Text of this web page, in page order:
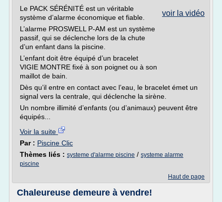
voir la vidéo
Le PACK SÉRÉNITÉ est un véritable
système d’alarme économique et fiable.
L’alarme PROSWELL P-AM est un système
passif, qui se déclenche lors de la chute
d’un enfant dans la piscine.
L’enfant doit être équipé d’un bracelet
VIGIE MONTRE fixé à son poignet ou à son
maillot de bain.
Dès qu’il entre en contact avec l’eau, le bracelet émet un
signal vers la centrale, qui déclenche la sirène.
Un nombre illimité d’enfants (ou d’animaux) peuvent être
équipés...
Voir la suite
Par : Piscine Clic
Thèmes liés : systeme d'alarme piscine / systeme alarme
piscine
Haut de page
Chaleureuse demeure à vendre!